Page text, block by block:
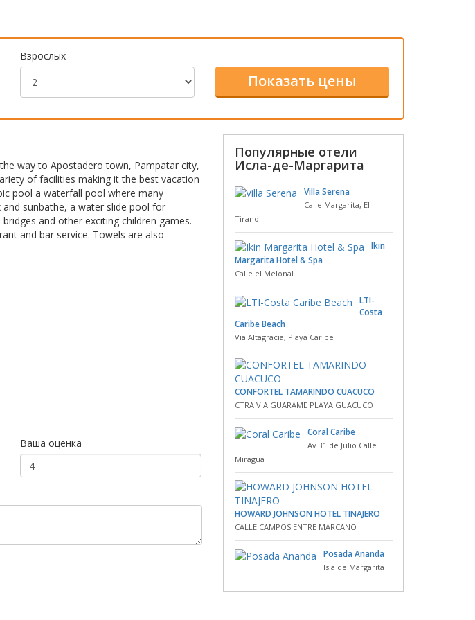
Взрослых
way to Apostadero town, Pampatar city,
of facilities making it the best vacation
pool a waterfall pool where many
sunbathe, a water slide pool for
and other exciting children games.
and bar service. Towels are also
Ваша оценка
Популярные отели
Исла-де-Маргарита
Villa Serena
Calle Margarita, El
Tirano
Ikin
Margarita Hotel & Spa
Calle el Melonal
LTI-
Costa
Caribe Beach
Via Altagracia, Playa Caribe
CONFORTEL TAMARINDO CUACUCO
CTRA VIA GUARAME PLAYA GUACUCO
Coral Caribe
Av 31 de Julio Calle
Miragua
HOWARD JOHNSON HOTEL TINAJERO
CALLE CAMPOS ENTRE MARCANO
Posada Ananda
Isla de Margarita